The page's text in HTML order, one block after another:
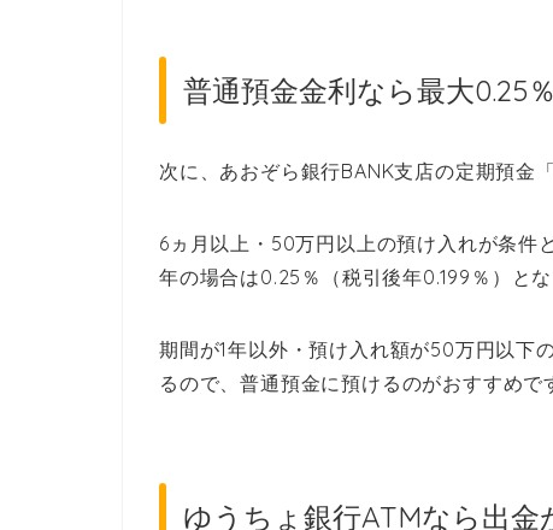
普通預金金利なら最大0.25％
次に、あおぞら銀行BANK支店の定期預金
6ヵ月以上・50万円以上の預け入れが条件
年の場合は0.25％（税引後年0.199％）と
期間が1年以外・預け入れ額が50万円以下
るので、普通預金に預けるのがおすすめで
ゆうちょ銀行ATMなら出金